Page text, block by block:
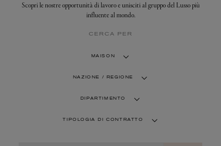
MEDIA
Scopri le nostre opportunità di lavoro e unisciti al gruppo del Lusso più
influente al mondo.
CERCA PER
MAISON
NAZIONE / REGIONE
DIPARTIMENTO
TIPOLOGIA DI CONTRATTO